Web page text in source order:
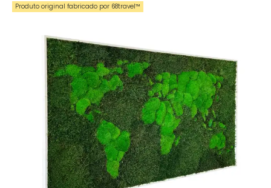
Produto original fabricado por 68travel™️